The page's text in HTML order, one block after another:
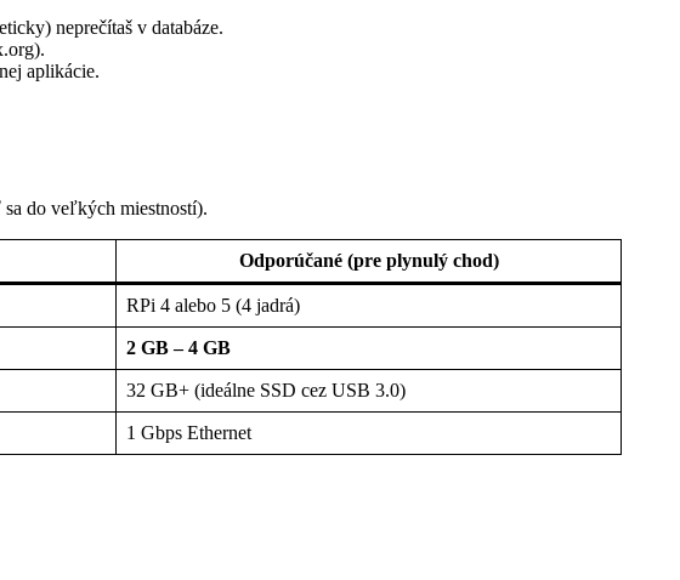
neprečítaš v databáze.
aplikácie.
do veľkých miestností).
Odporúčané (pre plynulý chod)
RPi 4 alebo 5 (4 jadrá)
2 GB – 4 GB
32 GB+ (ideálne SSD cez USB 3.0)
1 Gbps Ethernet